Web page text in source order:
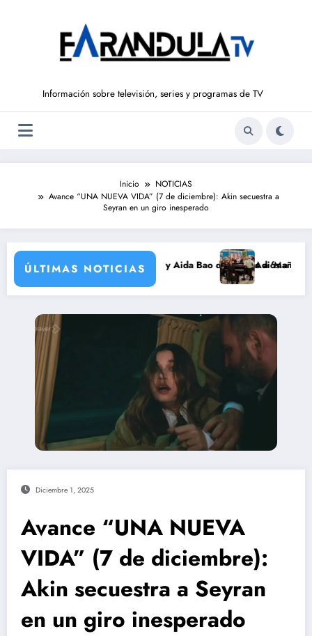
Información sobre televisión, series y programas de TV
Inicio
NOTICIAS
Avance “UNA NUEVA VIDA” (7 de diciembre): Akin secuestra a
Seyran en un giro inesperado
ÚLTIMAS NOTICIAS
a ‘La Hora de La 1’ y Aida Bao da el salto a ‘Mañaneros 360’
Adiós a ‘Cine de barrio’
Diciembre 1, 2025
Avance “UNA NUEVA
VIDA” (7 de diciembre):
Akin secuestra a Seyran
en un giro inesperado